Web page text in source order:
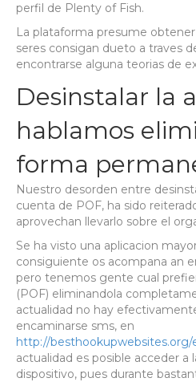
perfil de Plenty of Fish.
La plataforma presume
seres consigan dueto a traves
encontrarse alguna teorias de
Desinstalar la
hablamos
forma
Nuestro desorden entre
cuenta de POF, ha sido
aprovechan llevarlo sobre el
Se ha visto una aplicacion
consiguiente os acompana an
pero tenemos gente cual
(POF) eliminandola
actualidad no hay
encaminarse sms, en
http://
actualidad es posible acceder a
dispositivo, pues durante